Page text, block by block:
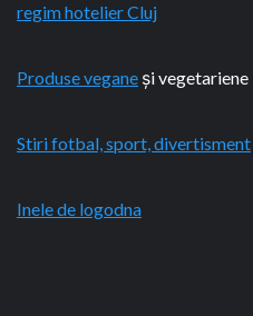
regim hotelier Cluj
Produse vegane și vegetariene
Stiri fotbal, sport, divertisment
Inele de logodna